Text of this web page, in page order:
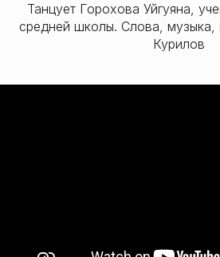
Танцует Горохова Уйгуяна,
средней школы. Слова, музыка,
Курилов